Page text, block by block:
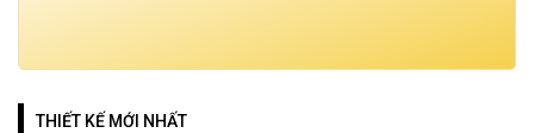
THIẾT KẾ MỚI NHẤT